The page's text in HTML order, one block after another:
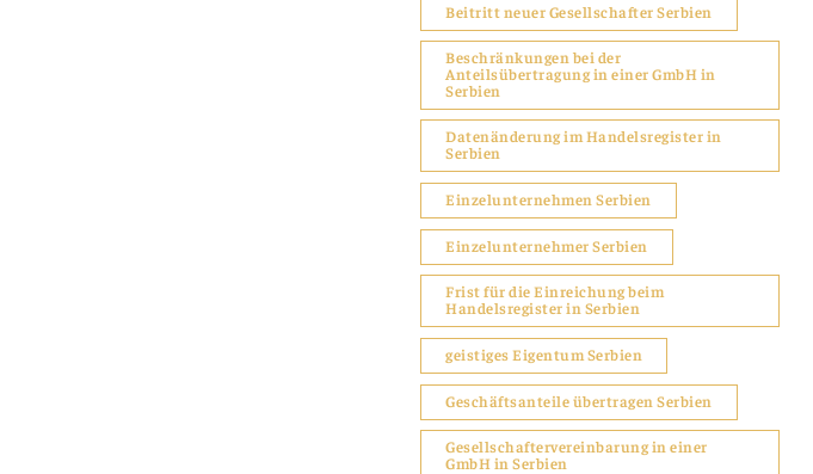
Beitritt neuer Gesellschafter Serbien
Beschränkungen bei der
Anteilsübertragung in einer GmbH in
Serbien
Datenänderung im Handelsregister in
Serbien
Einzelunternehmen Serbien
Einzelunternehmer Serbien
Frist für die Einreichung beim
Handelsregister in Serbien
geistiges Eigentum Serbien
Geschäftsanteile übertragen Serbien
Gesellschaftervereinbarung in einer
GmbH in Serbien